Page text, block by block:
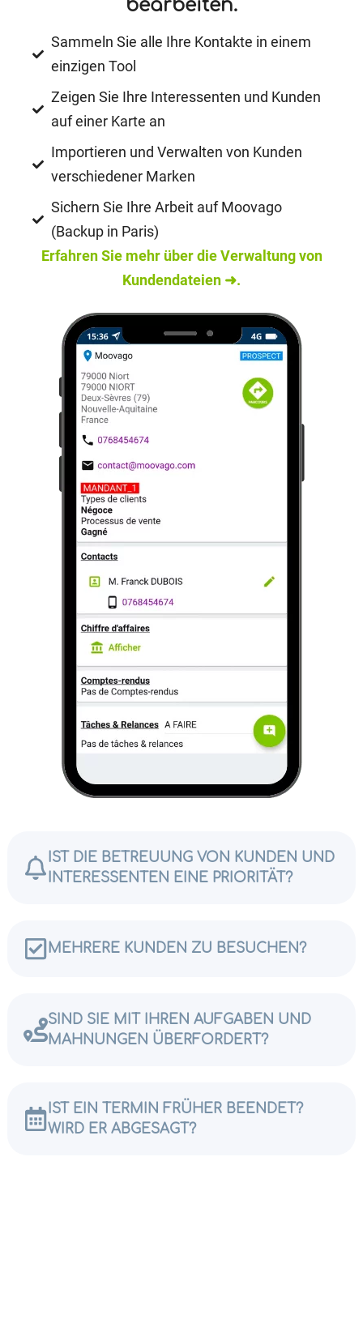
IST DIE BETREUUNG VON KUNDEN UND
INTERESSENTEN EINE PRIORITÄT?
MEHRERE KUNDEN ZU BESUCHEN?
SIND SIE MIT IHREN AUFGABEN UND
MAHNUNGEN ÜBERFORDERT?
IST EIN TERMIN FRÜHER BEENDET?
WIRD ER ABGESAGT?
bearbeiten.
Sammeln Sie alle Ihre Kontakte in einem
einzigen Tool
Zeigen Sie Ihre Interessenten und Kunden
auf einer Karte an
Importieren und Verwalten von Kunden
verschiedener Marken
Sichern Sie Ihre Arbeit auf Moovago
(Backup in Paris)
Erfahren Sie mehr über die Verwaltung von
Kundendateien ➜.